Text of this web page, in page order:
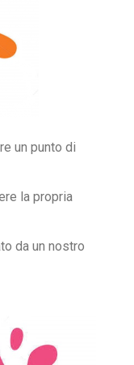
un punto di
la propria
da un nostro